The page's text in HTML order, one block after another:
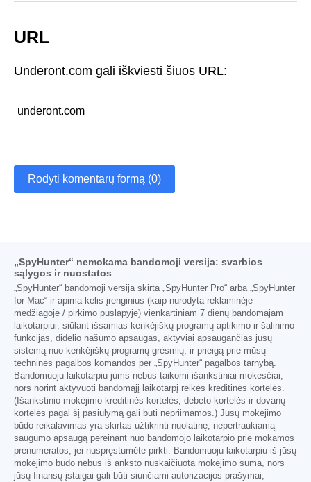
URL
Underont.com gali iškviesti šiuos URL:
underont.com
Rodyti komentarų formą (0)
„SpyHunter“ nemokama bandomoji versija: svarbios
sąlygos ir nuostatos
„SpyHunter“ bandomoji versija skirta „SpyHunter Pro“ arba „SpyHunter
for Mac“ ir apima kelis įrenginius (kaip nurodyta reklaminėje
medžiagoje / pirkimo puslapyje) vienkartiniam 7 dienų bandomajam
laikotarpiui, siūlant išsamias kenkėjiškų programų aptikimo ir šalinimo
funkcijas, didelio našumo apsaugas, aktyviai apsaugančias jūsų
sistemą nuo kenkėjiškų programų grėsmių, ir prieigą prie mūsų
techninės pagalbos komandos per „SpyHunter“ pagalbos tarnybą.
Bandomuoju laikotarpiu jums nebus taikomi išankstiniai mokesčiai,
nors norint aktyvuoti bandomąjį laikotarpį reikės kreditinės kortelės.
(Išankstinio mokėjimo kreditinės kortelės, debeto kortelės ir dovanų
kortelės pagal šį pasiūlymą gali būti nepriimamos.) Jūsų mokėjimo
būdo reikalavimas yra skirtas užtikrinti nuolatinę, nepertraukiamą
saugumo apsaugą pereinant nuo bandomojo laikotarpio prie mokamos
prenumeratos, jei nuspręstumėte pirkti. Bandomuoju laikotarpiu iš jūsų
mokėjimo būdo nebus iš anksto nuskaičiuota mokėjimo suma, nors
jūsų finansų įstaigai gali būti siunčiami autorizacijos prašymai,